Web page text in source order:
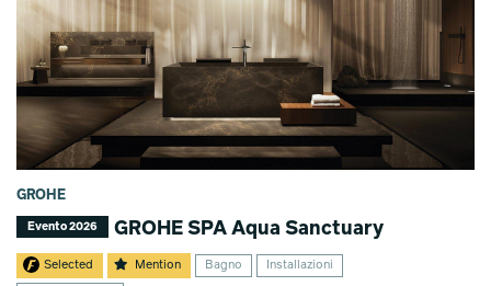
GROHE
Evento 2026 GROHE SPA Aqua Sanctuary
Selected Mention Bagno Installazioni